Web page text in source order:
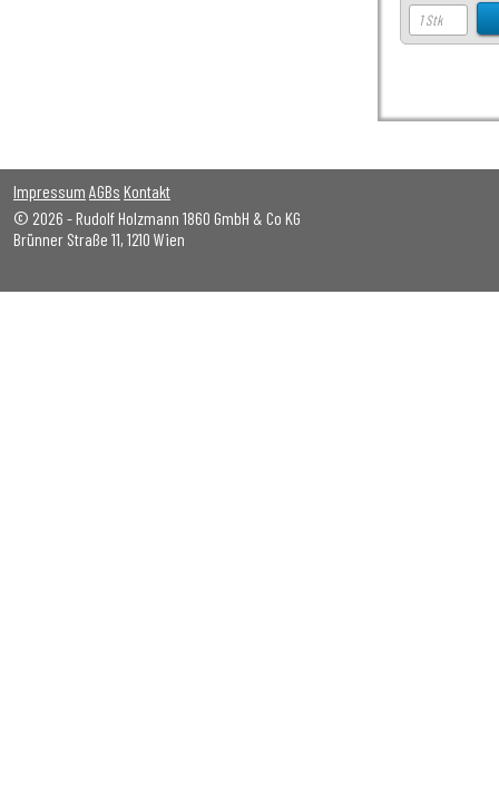
Impressum AGBs Kontakt
© 2026 - Rudolf Holzmann 1860 GmbH & Co KG
Brünner Straße 11, 1210 Wien